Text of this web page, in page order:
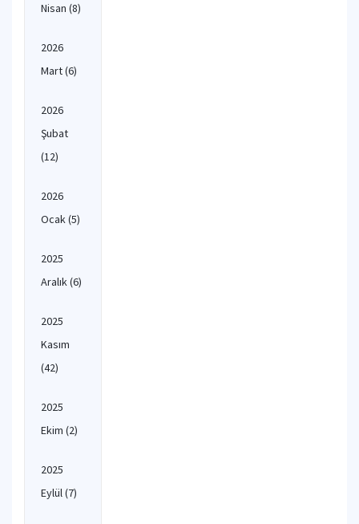
Nisan (8)
2026
Mart(6)
2026
Şubat
(12)
2026
Ocak(5)
2025
Aralık(6)
2025
Kasım
(42)
2025
Ekim (2)
2025
Eylül(7)